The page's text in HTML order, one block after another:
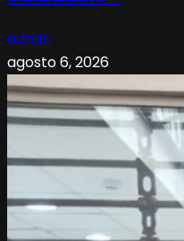
admin
agosto 6, 2026